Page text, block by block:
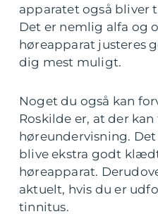
apparatet også bliver
Det er nemlig alfa og
høreapparat justeres
dig mest muligt.
Noget du også kan
Roskilde er, at der
høreundervisning.
blive ekstra godt
høreapparat.
aktuelt, hvis du er
tinnitus.